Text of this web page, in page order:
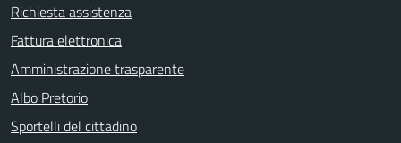
Richiesta assistenza
Fattura elettronica
Amministrazione trasparente
Albo Pretorio
Sportelli del cittadino